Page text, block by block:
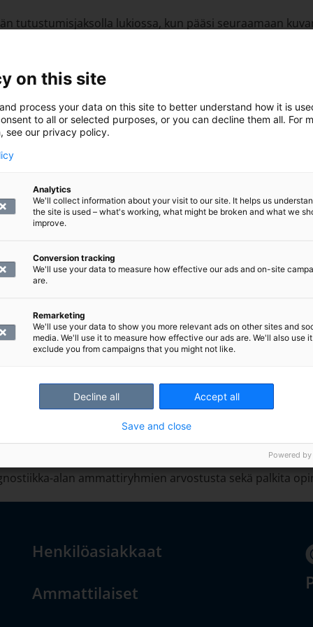
tutustumisjaksolla lukiossa, kun pääsi seuraamaan
sekä ihmisten, että tekniikan parissa.
uutta”, Elisa toteaa.
tarjoaa mahdollisuuden työskennellä eri
ja Elisa kertookin olleensa kiinnostunut niin
kohokohdista”, Elisa mainitsee.
eri modaliteettien parissa ja mahdollisesti myös
jatkokoulutukseen”, Elisa sanoo.
arvokkaana tunnustuksena opintojen aikana tehdystä
sellainen, josta harva tietää paljoa!”
Metropolia ammattikorkeakoulusta, Tampereen
valmistuneita. Koulut valitsevat stipendin saajat
alan ammattiryhmien arvostusta sekä palkita
Henkilöasiakkaat
Ammattilaiset
on this site
process your data on this site to better understand how it is
to all or selected purposes, or you can decline them all. For
see our privacy policy.
Analytics
We'll collect information about your visit to our site. It helps us
the site is used – what's working, what might be broken and what we
improve.
Conversion tracking
We'll use your data to measure how effective our ads and on-site
are.
Remarketing
We'll use your data to show you more relevant ads on other sites and
media. We'll use it to measure how effective our ads are. We'll also use
exclude you from campaigns that you might not like.
Accept all
Decline all
Save and close
Powered by